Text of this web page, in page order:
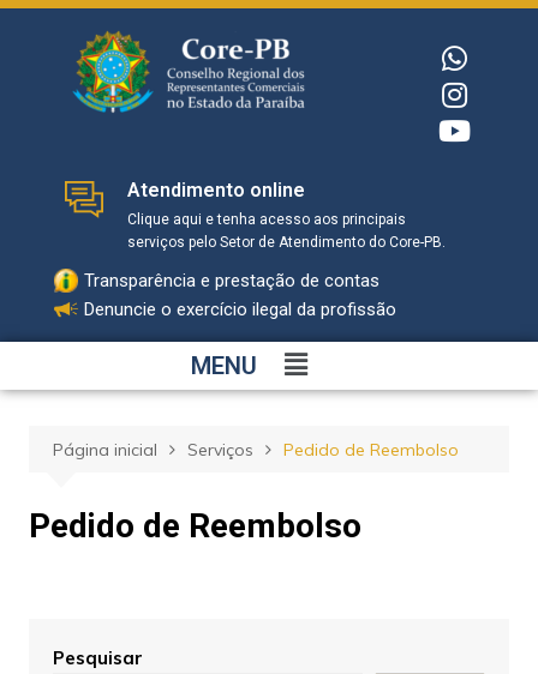
Atendimento online
Clique aqui e tenha acesso aos principais
serviços pelo Setor de Atendimento do Core-PB.
Transparência e prestação de contas
Denuncie o exercício ilegal da profissão
MENU
Página inicial Serviços Pedido de Reembolso
Pedido de Reembolso
Pesquisar